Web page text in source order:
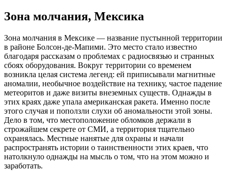
Зона молчания, Мексика
Зона молчания в Мексике — название пустынной территории
в районе Болсон-де-Мапими. Это место стало известно
благодаря рассказам о проблемах с радиосвязью и странных
сбоях оборудования. Вокруг территории со временем
возникла целая система легенд: ей приписывали магнитные
аномалии, необычное воздействие на технику, частое падение
метеоритов и даже визиты внеземных существ. Однажды в
этих краях даже упала американская ракета. Именно после
этого случая и поползли слухи об аномальности этой зоны.
Дело в том, что местоположение обломков держали в
строжайшем секрете от СМИ, а территория тщательно
охранялась. Местные нанятые для охраны и начали
распространять истории о таинственности этих краев, что
натолкнуло однажды на мысль о том, что на этом можно и
заработать.